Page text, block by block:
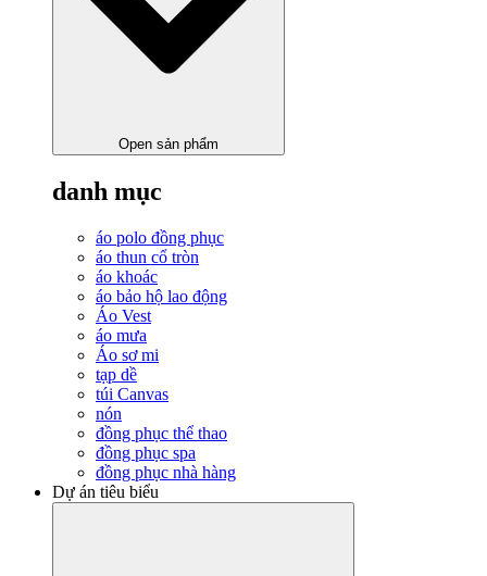
Open sản phẩm
danh mục
áo polo đồng phục
áo thun cổ tròn
áo khoác
áo bảo hộ lao động
Áo Vest
áo mưa
Áo sơ mi
tạp dề
túi Canvas
nón
đồng phục thể thao
đồng phục spa
đồng phục nhà hàng
Dự án tiêu biểu